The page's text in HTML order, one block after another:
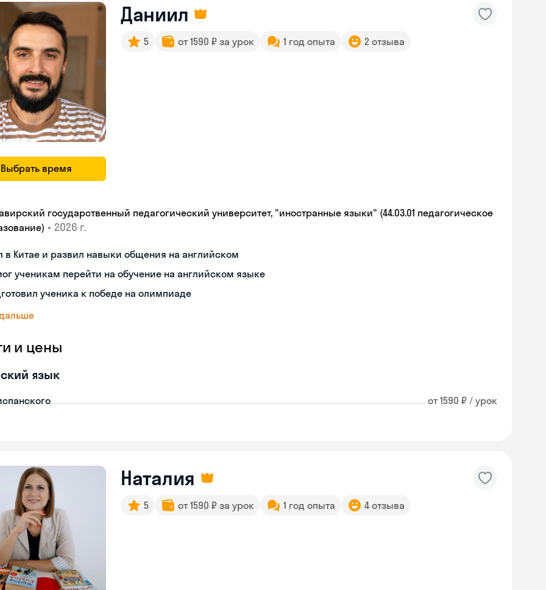
Выбрать время
Даниил
5 от 1590 ₽ за урок 1 год опыта 2 отзыва
государственный педагогический университет, "иностранные языки" (44.03.01 педагогическое
• 2026 г.
в Китае и развил навыки общения на английском
ученикам перейти на обучение на английском языке
ученика к победе на олимпиаде
и цены
язык
от 1590 ₽ / урок
Наталия
5 от 1590 ₽ за урок 1 год опыта 4 отзыва